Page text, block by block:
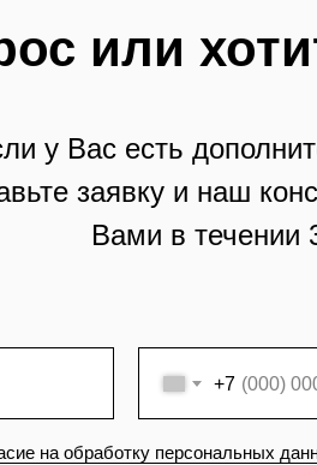
или
у Вас есть
заявку и наш
Вами в течении
+7
на обработку персональных